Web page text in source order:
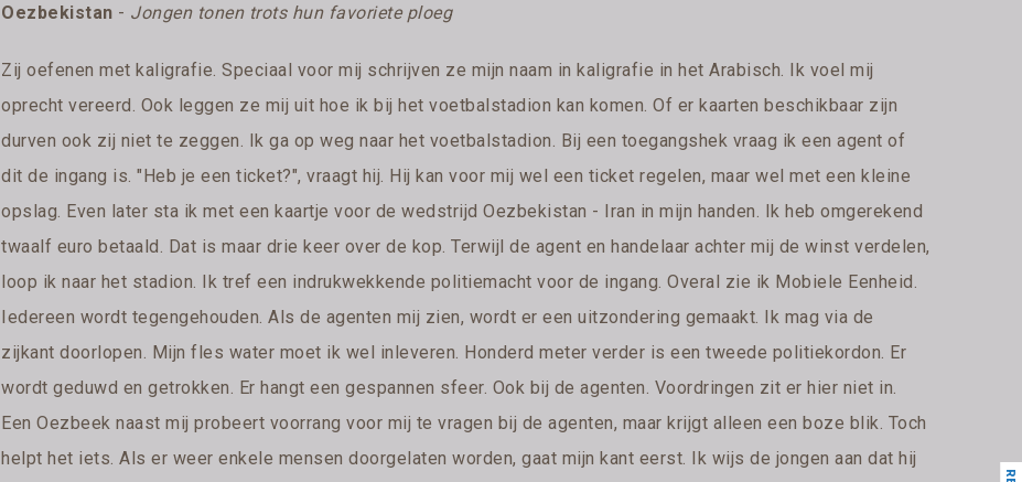
Oezbekistan - Jongen tonen trots hun favoriete ploeg
Zij oefenen met kaligrafie. Speciaal voor mij schrijven ze mijn naam in kaligrafie in het Arabisch. Ik voel mij
oprecht vereerd. Ook leggen ze mij uit hoe ik bij het voetbalstadion kan komen. Of er kaarten beschikbaar zijn
durven ook zij niet te zeggen. Ik ga op weg naar het voetbalstadion. Bij een toegangshek vraag ik een agent of
dit de ingang is. "Heb je een ticket?", vraagt hij. Hij kan voor mij wel een ticket regelen, maar wel met een kleine
opslag. Even later sta ik met een kaartje voor de wedstrijd Oezbekistan - Iran in mijn handen. Ik heb omgerekend
twaalf euro betaald. Dat is maar drie keer over de kop. Terwijl de agent en handelaar achter mij de winst verdelen,
loop ik naar het stadion. Ik tref een indrukwekkende politiemacht voor de ingang. Overal zie ik Mobiele Eenheid.
Iedereen wordt tegengehouden. Als de agenten mij zien, wordt er een uitzondering gemaakt. Ik mag via de
zijkant doorlopen. Mijn fles water moet ik wel inleveren. Honderd meter verder is een tweede politiekordon. Er
wordt geduwd en getrokken. Er hangt een gespannen sfeer. Ook bij de agenten. Voordringen zit er hier niet in.
Een Oezbeek naast mij probeert voorrang voor mij te vragen bij de agenten, maar krijgt alleen een boze blik. Toch
helpt het iets. Als er weer enkele mensen doorgelaten worden, gaat mijn kant eerst. Ik wijs de jongen aan dat hij